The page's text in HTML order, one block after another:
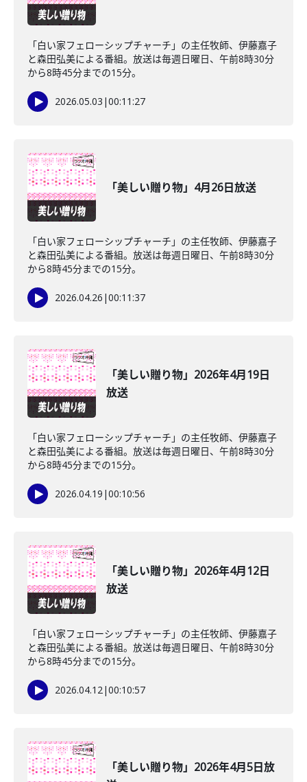
「白い家フェローシップチャーチ」の主任牧師、伊藤嘉子
と森田弘美による番組。放送は毎週日曜日、午前8時30分
から8時45分までの15分。
2026.05.03 |00:11:27
「美しい贈り物」4月26日放送
「白い家フェローシップチャーチ」の主任牧師、伊藤嘉子
と森田弘美による番組。放送は毎週日曜日、午前8時30分
から8時45分までの15分。
2026.04.26 |00:11:37
「美しい贈り物」2026年4月19日
放送
「白い家フェローシップチャーチ」の主任牧師、伊藤嘉子
と森田弘美による番組。放送は毎週日曜日、午前8時30分
から8時45分までの15分。
2026.04.19 |00:10:56
「美しい贈り物」2026年4月12日
放送
「白い家フェローシップチャーチ」の主任牧師、伊藤嘉子
と森田弘美による番組。放送は毎週日曜日、午前8時30分
から8時45分までの15分。
2026.04.12|00:10:57
「美しい贈り物」2026年4月5日放